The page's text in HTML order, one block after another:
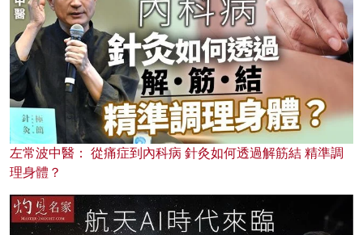
左常波中醫： 從痛症到內科病 針灸如何透過解筋結 精準調
理身體？